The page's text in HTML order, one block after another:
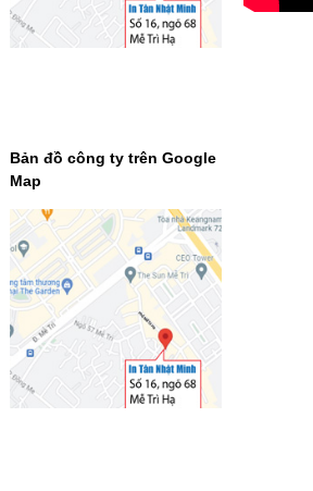
Bản đồ công ty trên Google
Map